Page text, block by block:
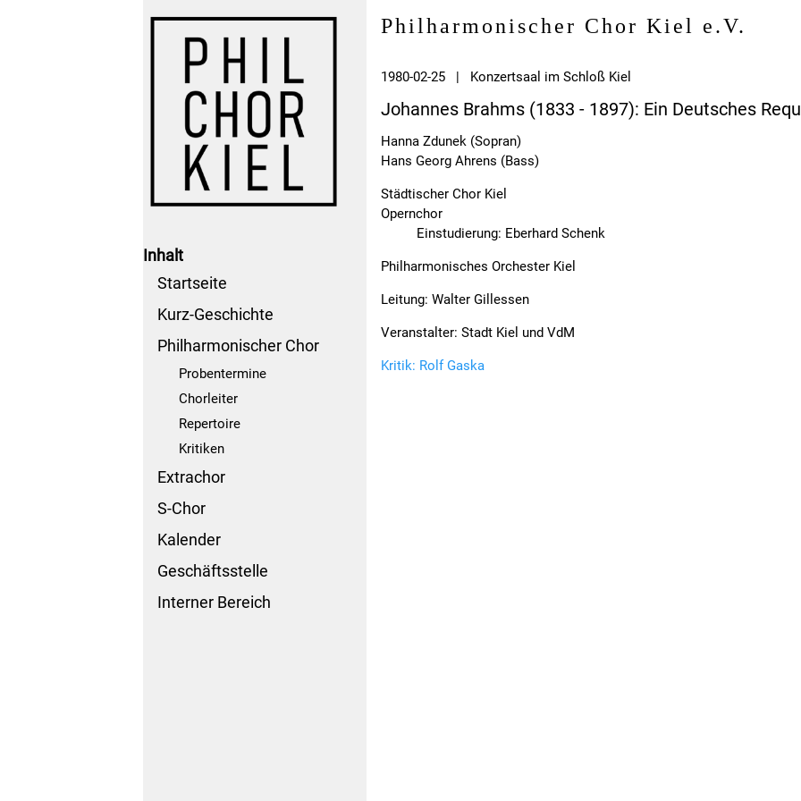
Inhalt
Startseite
Kurz-Geschichte
Philharmonischer Chor
Probentermine
Chorleiter
Repertoire
Kritiken
Extrachor
S-Chor
Kalender
Geschäftsstelle
Interner Bereich
Philharmonischer Chor Kiel e.V.
1980-02-25 | Konzertsaal im Schloß Kiel
Johannes Brahms (1833 - 1897): Ein Deutsches
Hanna Zdunek (Sopran)
Hans Georg Ahrens (Bass)
Städtischer Chor Kiel
Opernchor
Einstudierung: Eberhard Schenk
Philharmonisches Orchester Kiel
Leitung: Walter Gillessen
Veranstalter: Stadt Kiel und VdM
Kritik: Rolf Gaska